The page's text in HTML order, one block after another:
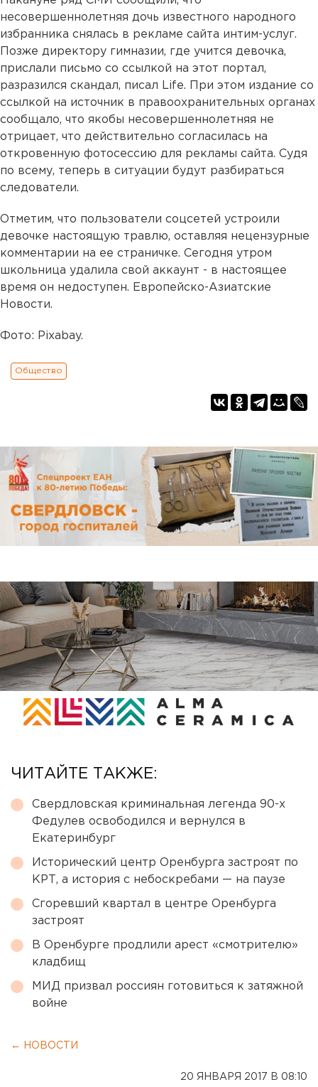
несовершеннолетняя дочь известного народного
избранника снялась в рекламе сайта интим-услуг.
Позже директору гимназии, где учится девочка,
прислали письмо со ссылкой на этот портал,
разразился скандал, писал Life. При этом издание со
ссылкой на источник в правоохранительных органах
сообщало, что якобы несовершеннолетняя не
отрицает, что действительно согласилась на
откровенную фотосессию для рекламы сайта. Судя
по всему, теперь в ситуации будут разбираться
следователи.
Отметим, что пользователи соцсетей устроили
девочке настоящую травлю, оставляя нецензурные
комментарии на ее страничке. Сегодня утром
школьница удалила свой аккаунт - в настоящее
время он недоступен. Европейско-Азиатские
Новости.
Фото: Pixabay.
Общество
ЧИТАЙТЕ ТАКЖЕ:
Свердловская криминальная легенда 90-х
Федулев освободился и вернулся в
Екатеринбург
Исторический центр Оренбурга застроят по
КРТ, а история с небоскребами — на паузе
Сгоревший квартал в центре Оренбурга
застроят
В Оренбурге продлили арест «смотрителю»
кладбищ
МИД призвал россиян готовиться к затяжной
войне
← НОВОСТИ
20 ЯНВАРЯ 2017 В 08:10